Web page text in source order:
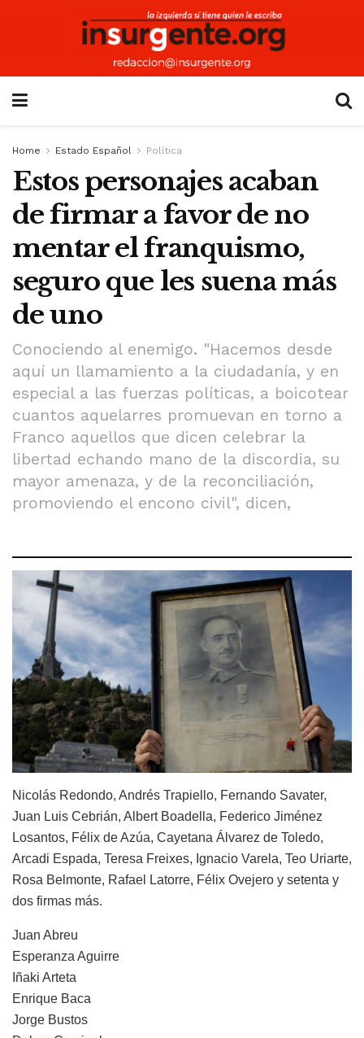
Home Estado Español Política
Estos personajes acaban
de firmar a favor de no
mentar el franquismo,
seguro que les suena más
de uno
Conociendo al enemigo. "Hacemos desde
aquí un llamamiento a la ciudadanía, y en
especial a las fuerzas políticas, a boicotear
cuantos aquelarres promuevan en torno a
Franco aquellos que dicen celebrar la
libertad echando mano de la discordia, su
mayor amenaza, y de la reconciliación,
promoviendo el encono civil", dicen,
Nicolás Redondo, Andrés Trapiello, Fernando Savater,
Juan Luis Cebrián, Albert Boadella, Federico Jiménez
Losantos, Félix de Azúa, Cayetana Álvarez de Toledo,
Arcadi Espada, Teresa Freixes, Ignacio Varela, Teo Uriarte,
Rosa Belmonte, Rafael Latorre, Félix Ovejero y setenta y
dos firmas más.
Juan Abreu
Esperanza Aguirre
Iñaki Arteta
Enrique Baca
Jorge Bustos